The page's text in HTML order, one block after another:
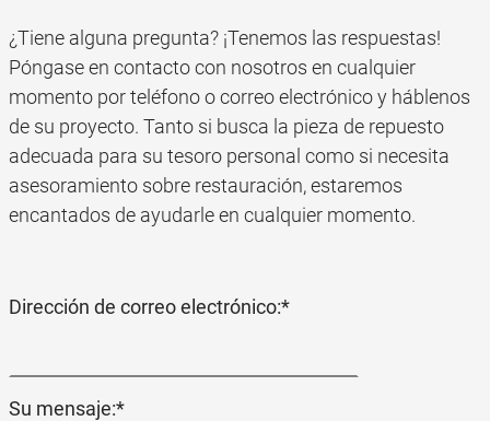
¿Tiene alguna pregunta? ¡Tenemos las respuestas!
Póngase en contacto con nosotros en cualquier
momento por teléfono o correo electrónico y háblenos
de su proyecto. Tanto si busca la pieza de repuesto
adecuada para su tesoro personal como si necesita
asesoramiento sobre restauración, estaremos
encantados de ayudarle en cualquier momento.
Campo
Dirección de correo electrónico:*
Campo
Su mensaje:*